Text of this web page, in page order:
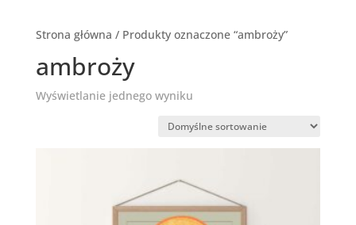
Strona główna / Produkty oznaczone “ambroży”
ambroży
Wyświetlanie jednego wyniku